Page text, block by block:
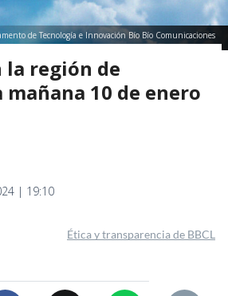
de Tecnología e Innovación Bío Bío Comunicaciones
la región de
10 de enero
| 19:10
Ética y transparencia de BBCL